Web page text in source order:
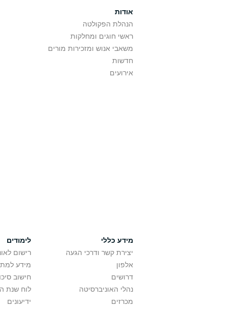
אודות
הנהלת הפקולטה
ראשי חוגים ומחלקות
משאבי אנוש ומזכירות מורים
חדשות
אירועים
מידע כללי
יצירת קשר ודרכי הגעה
אלפון
דרושים
נהלי האוניברסיטה
מכרזים
לימודים
רישום
מידע
חישוב
לוח שנת
ידיעונים